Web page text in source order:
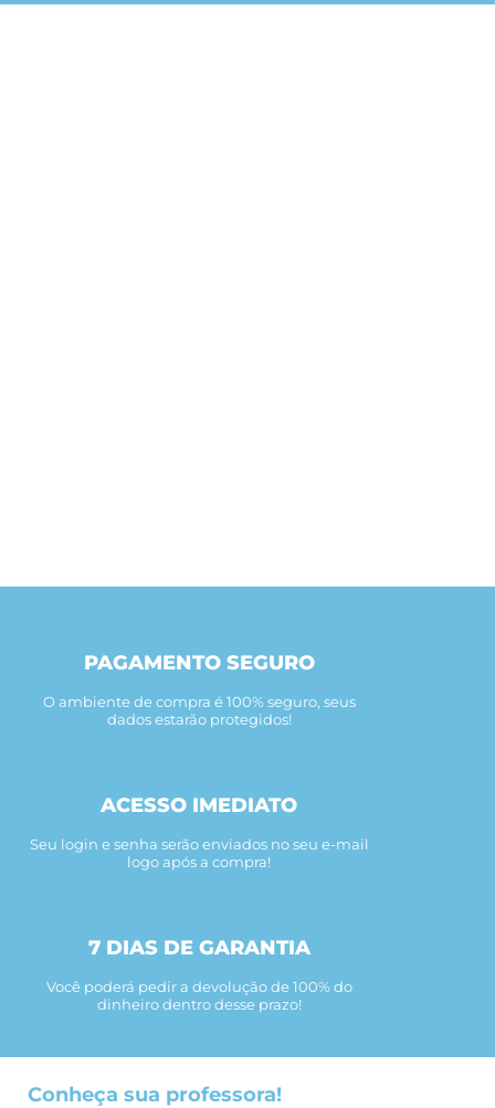
PAGAMENTO SEGURO
O ambiente de compra é 100% seguro, seus
dados estarão protegidos!
ACESSO IMEDIATO
Seu login e senha serão enviados no seu e-mail
logo após a compra!
7 DIAS DE GARANTIA
Você poderá pedir a devolução de 100% do
dinheiro dentro desse prazo!
Conheça sua professora!